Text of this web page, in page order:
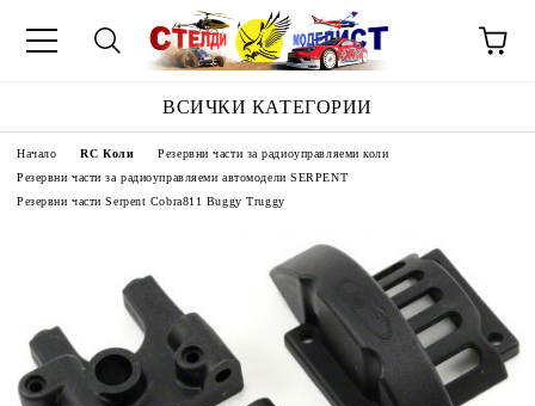
ВСИЧКИ КАТЕГОРИИ
Начало RC Коли
Резервни части за радиоуправляеми коли
Резервни части за радиоуправляеми автомодели SERPENT
Резервни части Serpent Cobra811 Buggy Truggy